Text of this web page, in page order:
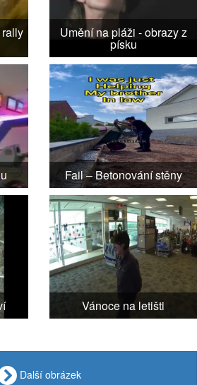
Umění na pláži - obrazy z
písku
Fail – Betonování stěny
Vánoce na letišti
Další obrázek